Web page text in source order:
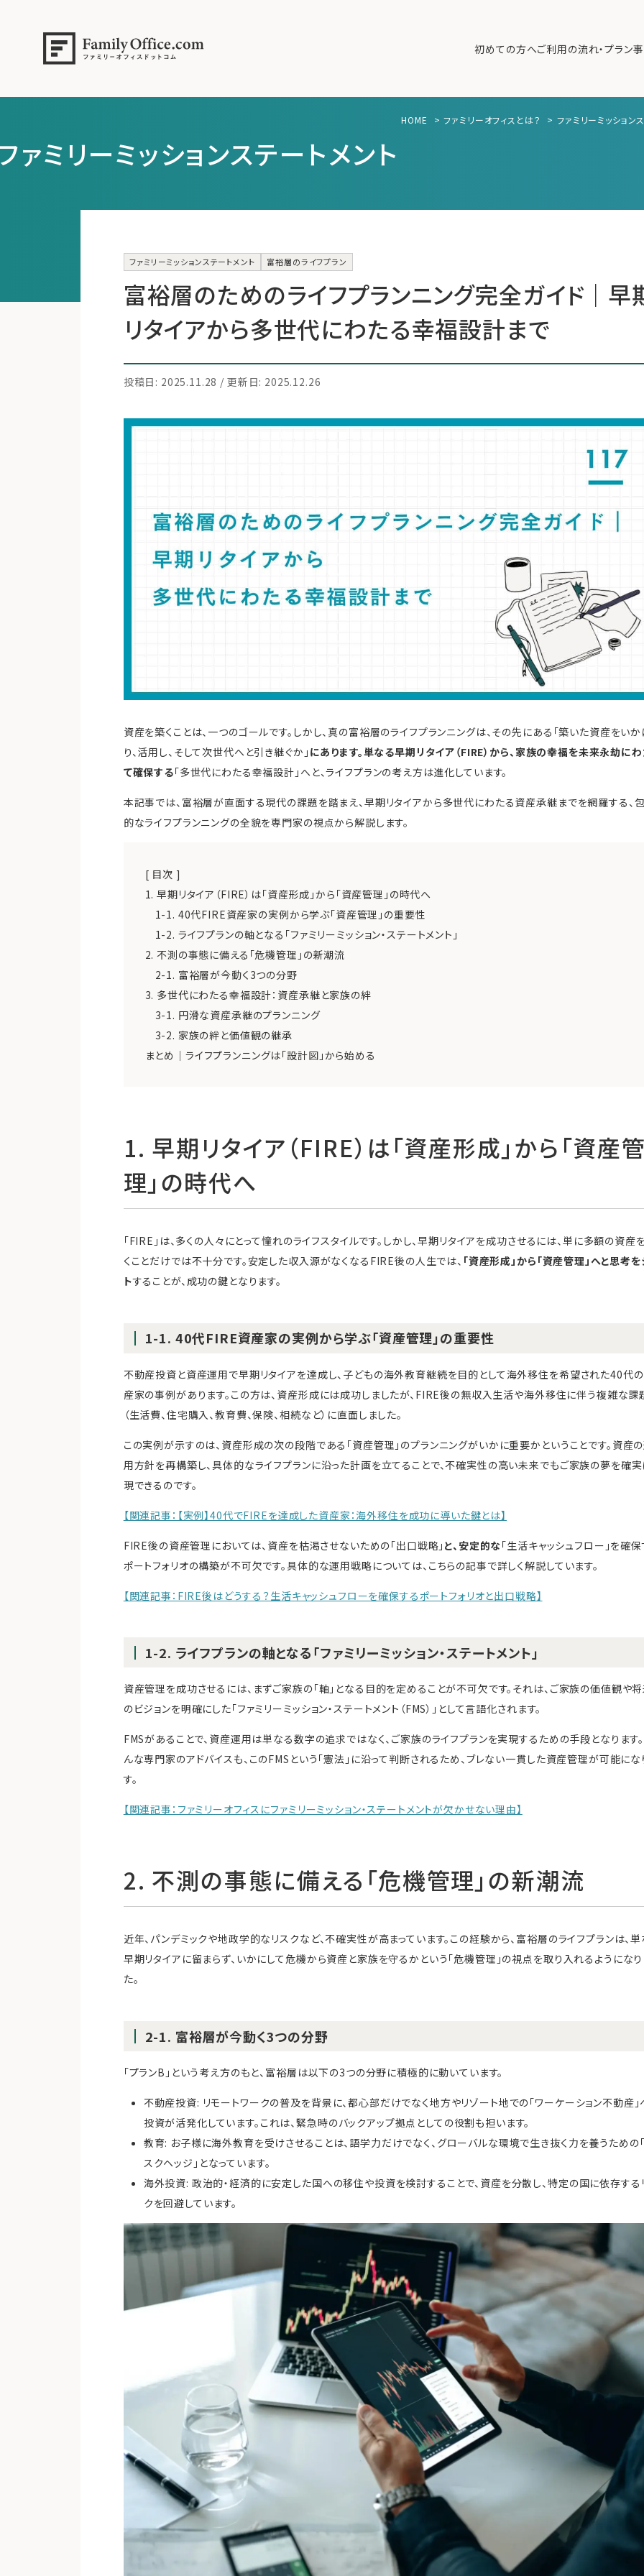
初めての方へご利用の流れ・プラン
HOME > ファミリーオフィスとは？ > ファミリーミッション
ァミリーミッションステートメント
ファミリーミッションステートメント 富裕層のライフプラン
富裕層のためのライフプランニング完全ガイド｜早
リタイアから多世代にわたる幸福設計まで
投稿日: 2025.11.28 / 更新日: 2025.12.26
資産を築くことは、一つのゴールです。しかし、真の富裕層のライフプランニングは、その先にある「築いた資産をい
り、活用し、そして次世代へと引き継ぐか」 にあります。単なる早期リタイア（FIRE）から、家族の幸福を未来永劫にわ
て確保する「多世代にわたる幸福設計」へと、ライフプランの考え方は進化しています。
本記事では、富裕層が直面する現代の課題を踏まえ、早期リタイアから多世代にわたる資産承継までを網羅する、
的なライフプランニングの全貌を専門家の視点から解説します。
[ 目次 ]
1. 早期リタイア（FIRE）は「資産形成」から「資産管理」の時代へ
1-1. 40代FIRE資産家の実例から学ぶ「資産管理」の重要性
1-2. ライフプランの軸となる「ファミリーミッション・ステートメント」
2. 不測の事態に備える「危機管理」の新潮流
2-1. 富裕層が今動く3つの分野
3. 多世代にわたる幸福設計：資産承継と家族の絆
3-1. 円滑な資産承継のプランニング
3-2. 家族の絆と価値観の継承
まとめ｜ライフプランニングは「設計図」から始める
1. 早期リタイア（FIRE）は「資産形成」から「資産管
理」の時代へ
「FIRE」は、多くの人々にとって憧れのライフスタイルです。しかし、早期リタイアを成功させるには、単に多額の資産
くことだけでは不十分です。安定した収入源がなくなるFIRE後の人生では、 「資産形成」から「資産管理」へと思考を
トすることが、成功の鍵となります。
1-1. 40代FIRE資産家の実例から学ぶ「資産管理」の重要性
不動産投資と資産運用で早期リタイアを達成し、子どもの海外教育継続を目的として海外移住を希望された40代
産家の事例があります。この方は、資産形成には成功しましたが、FIRE後の無収入生活や海外移住に伴う複雑な課
（生活費、住宅購入、教育費、保険、相続など）に直面しました。
この実例が示すのは、資産形成の次の段階である「資産管理」のプランニングがいかに重要かということです。資産
用方針を再構築し、具体的なライフプランに沿った計画を立てることで、不確実性の高い未来でもご家族の夢を確
現できるのです。
【関連記事：【実例】40代でFIREを達成した資産家：海外移住を成功に導いた鍵とは】
FIRE後の資産管理においては、資産を枯渇させないための「出口戦略」 と、安定的な「生活キャッシュフロー」を確保
ポートフォリオの構築が不可欠です。具体的な運用戦略については、こちらの記事で詳しく解説しています。
【関連記事：FIRE後はどうする？生活キャッシュフローを確保するポートフォリオと出口戦略】
1-2. ライフプランの軸となる「ファミリーミッション・ステートメント」
資産管理を成功させるには、まずご家族の「軸」となる目的を定めることが不可欠です。それは、ご家族の価値観や
のビジョンを明確にした「ファミリーミッション・ステートメント（FMS）」として言語化されます。
FMSがあることで、資産運用は単なる数字の追求ではなく、ご家族のライフプランを実現するための手段となります
んな専門家のアドバイスも、このFMSという「憲法」に沿って判断されるため、ブレない一貫した資産管理が可能にな
す。
【関連記事：ファミリーオフィスにファミリーミッション・ステートメントが欠かせない理由】
2. 不測の事態に備える「危機管理」の新潮流
近年、パンデミックや地政学的なリスクなど、不確実性が高まっています。この経験から、富裕層のライフプランは、単
早期リタイアに留まらず、いかにして危機から資産と家族を守るかという「危機管理」の視点を取り入れるようになり
た。
2-1. 富裕層が今動く3つの分野
「プランB」という考え方のもと、富裕層は以下の3つの分野に積極的に動いています。
不動産投資: リモートワークの普及を背景に、都心部だけでなく地方やリゾート地での「ワーケーション不動産」
投資が活発化しています。これは、緊急時のバックアップ拠点としての役割も担います。
教育: お子様に海外教育を受けさせることは、語学力だけでなく、グローバルな環境で生き抜く力を養うための
スクヘッジ」となっています。
海外投資: 政治的・経済的に安定した国への移住や投資を検討することで、資産を分散し、特定の国に依存する
クを回避しています。